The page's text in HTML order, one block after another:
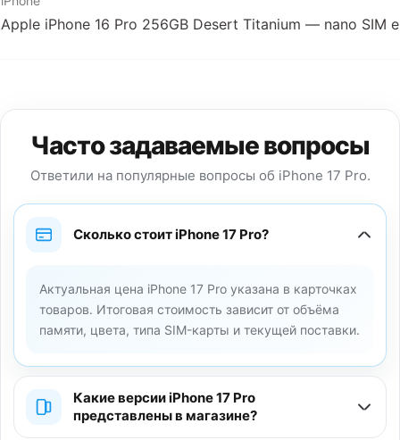
Apple iPhone 16 Pro 256GB Desert Titanium — nano SIM
Часто задаваемые вопросы
Ответили на популярные вопросы об iPhone 17 Pro.
Сколько стоит iPhone 17 Pro?
Актуальная цена iPhone 17 Pro указана в карточках
товаров. Итоговая стоимость зависит от объёма
памяти, цвета, типа SIM-карты и текущей поставки.
Какие версии iPhone 17 Pro
представлены в магазине?